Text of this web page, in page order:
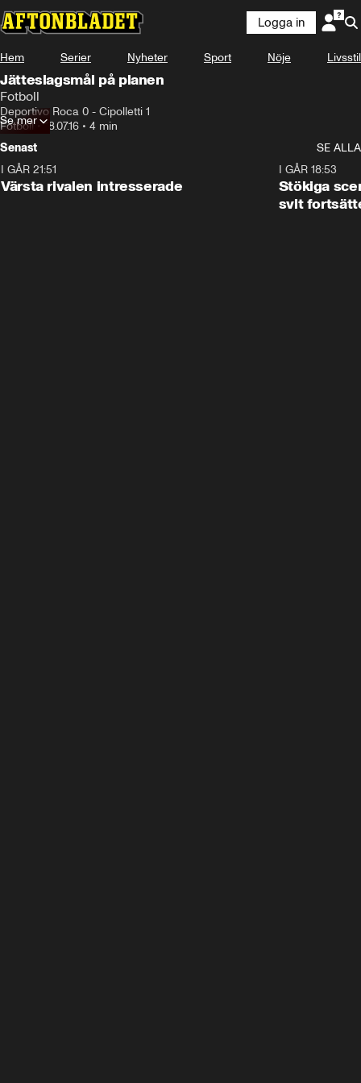
Logga in
Hem Serier Nyheter Sport Nöje Livsstil
Jätteslagsmål på planen
Fotboll
Deportivo Roca 0 - Cipolletti 1
Fotboll•18.07.16 • 4 min
Se mer
Senast
SE ALLA
I GÅR 21:51
Värsta rivalen intresserade
I GÅR 18:53
Stökiga
svit